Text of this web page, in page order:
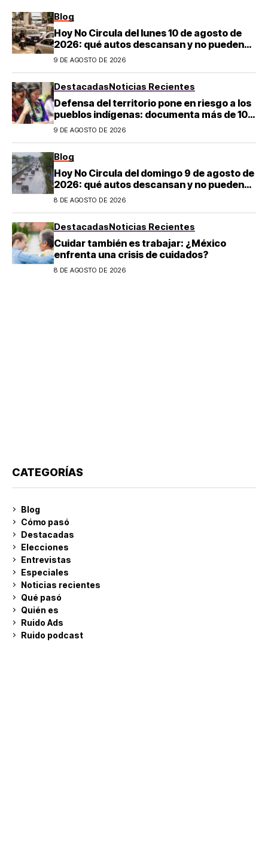
Blog
Hoy No Circula del lunes 10 de agosto de
2026: qué autos descansan y no pueden
salir en CDMX y el Estado de México; estos
9 DE AGOSTO DE 2026
DestacadasNoticias Recientes
Defensa del territorio pone en riesgo a los
pueblos indígenas: documenta más de 100
desapariciones
9 DE AGOSTO DE 2026
Blog
Hoy No Circula del domingo 9 de agosto de
2026: qué autos descansan y no pueden
salir en CDMX y el Estado de México; estos
8 DE AGOSTO DE 2026
DestacadasNoticias Recientes
Cuidar también es trabajar: ¿México
enfrenta una crisis de cuidados?
8 DE AGOSTO DE 2026
CATEGORÍAS
Blog
Cómo pasó
Destacadas
Elecciones
Entrevistas
Especiales
Noticias recientes
Qué pasó
Quién es
Ruido Ads
Ruido podcast